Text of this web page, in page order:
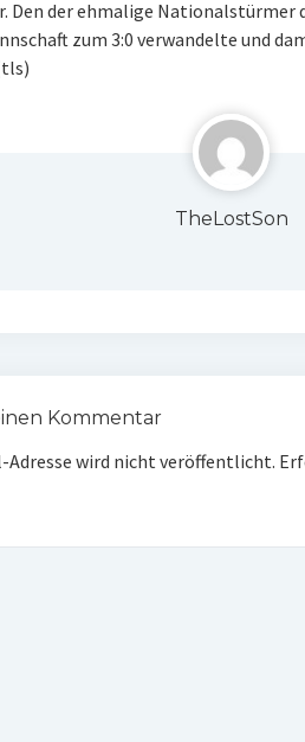
Den der ehmalige Nationalstürmer
zum 3:0 verwandelte und
TheLostSon
Kommentar
Adresse wird nicht veröffentlicht.